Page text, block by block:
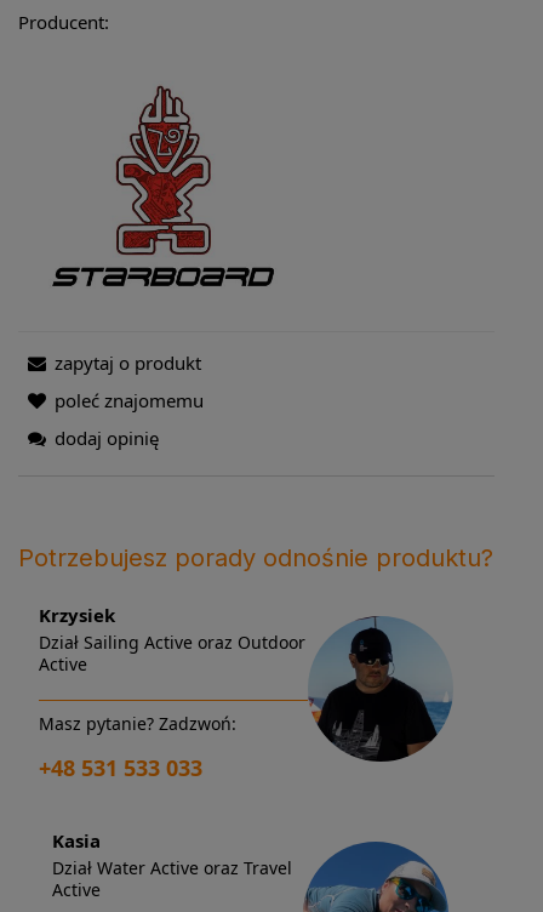
Producent:
zapytaj o produkt
poleć znajomemu
dodaj opinię
Potrzebujesz porady odnośnie produktu?
Krzysiek
Dział Sailing Active oraz Outdoor
Active
Masz pytanie? Zadzwoń:
+48 531 533 033
Kasia
Dział Water Active oraz Travel
Active